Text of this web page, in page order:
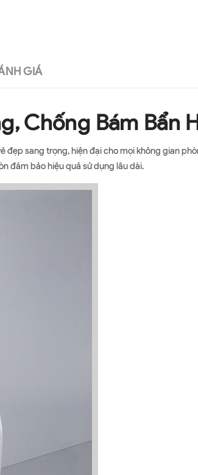
GIÁ
Chống Bám Bẩn
đẹp sang trọng, hiện đại cho mọi không gian
đảm bảo hiệu quả sử dụng lâu dài.